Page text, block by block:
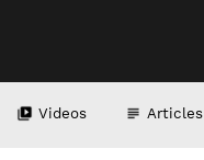
Videos Articles